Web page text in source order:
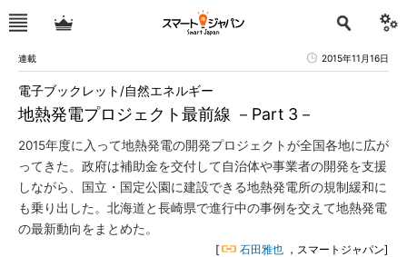
連載 2015年11月16日
地熱発電プロジェクト最前線 －Part 3－
電子ブックレット/自然エネルギー
2015年度に入って地熱発電の開発プロジェクトが全国各地に広が
ってきた。政府は補助金を交付して自治体や事業者の開発を支援
しながら、国立・国定公園に建設できる地熱発電所の規制緩和に
も乗り出した。北海道と長崎県で進行中の事例を交えて地熱発電
の最新動向をまとめた。
[ 石田雅也 ，スマートジャパン]